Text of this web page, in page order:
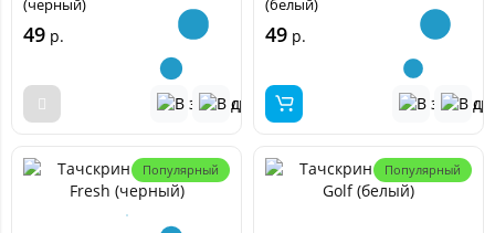
(черный)
49 р.
(белый)
49 р.
Популярный Популярный